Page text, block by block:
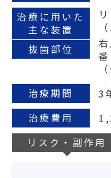
治療に用いた
主な装置
抜歯部位
番
治療期間
3
治療費用
リスク・副作用